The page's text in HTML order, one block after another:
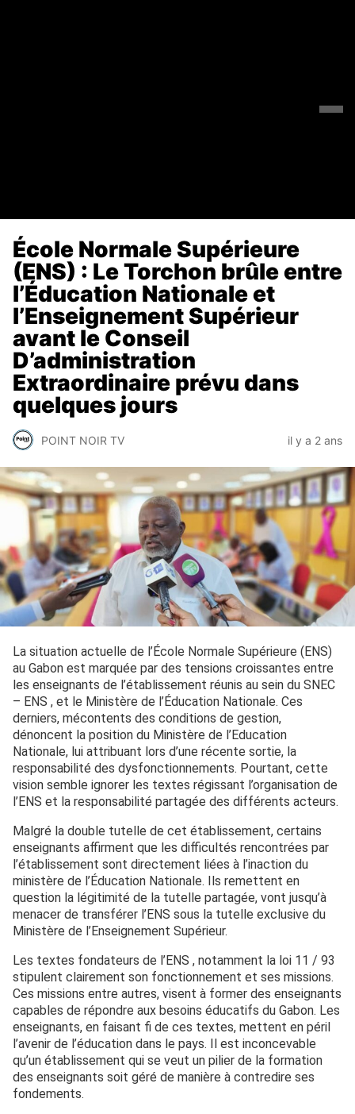
École Normale Supérieure
(ENS) : Le Torchon brûle entre
l’Éducation Nationale et
l’Enseignement Supérieur
avant le Conseil
D’administration
Extraordinaire prévu dans
quelques jours
POINT NOIR TV il y a 2 ans
La situation actuelle de l’École Normale Supérieure (ENS)
au Gabon est marquée par des tensions croissantes entre
les enseignants de l’établissement réunis au sein du SNEC
– ENS , et le Ministère de l’Éducation Nationale. Ces
derniers, mécontents des conditions de gestion,
dénoncent la position du Ministère de l’Education
Nationale, lui attribuant lors d’une récente sortie, la
responsabilité des dysfonctionnements. Pourtant, cette
vision semble ignorer les textes régissant l’organisation de
l’ENS et la responsabilité partagée des différents acteurs.
Malgré la double tutelle de cet établissement, certains
enseignants affirment que les difficultés rencontrées par
l’établissement sont directement liées à l’inaction du
ministère de l’Éducation Nationale. Ils remettent en
question la légitimité de la tutelle partagée, vont jusqu’à
menacer de transférer l’ENS sous la tutelle exclusive du
Ministère de l’Enseignement Supérieur.
Les textes fondateurs de l’ENS , notamment la loi 11 / 93
stipulent clairement son fonctionnement et ses missions.
Ces missions entre autres, visent à former des enseignants
capables de répondre aux besoins éducatifs du Gabon. Les
enseignants, en faisant fi de ces textes, mettent en péril
l’avenir de l’éducation dans le pays. Il est inconcevable
qu’un établissement qui se veut un pilier de la formation
des enseignants soit géré de manière à contredire ses
fondements.